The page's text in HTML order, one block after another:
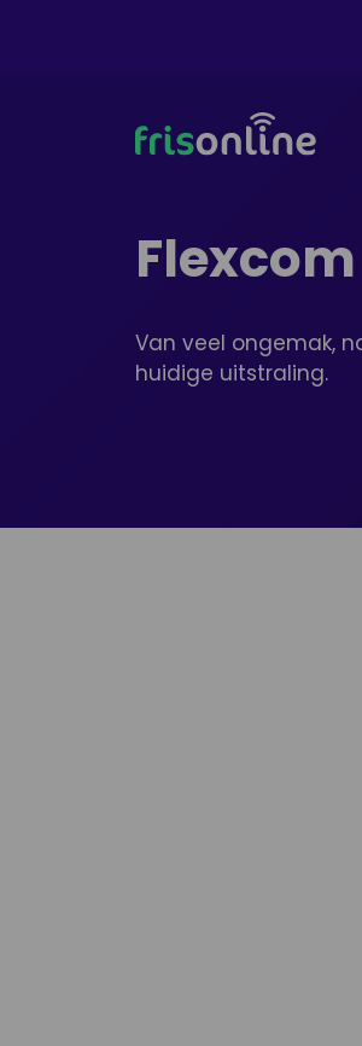
Flexcom
Van veel ongemak,
huidige uitstraling.